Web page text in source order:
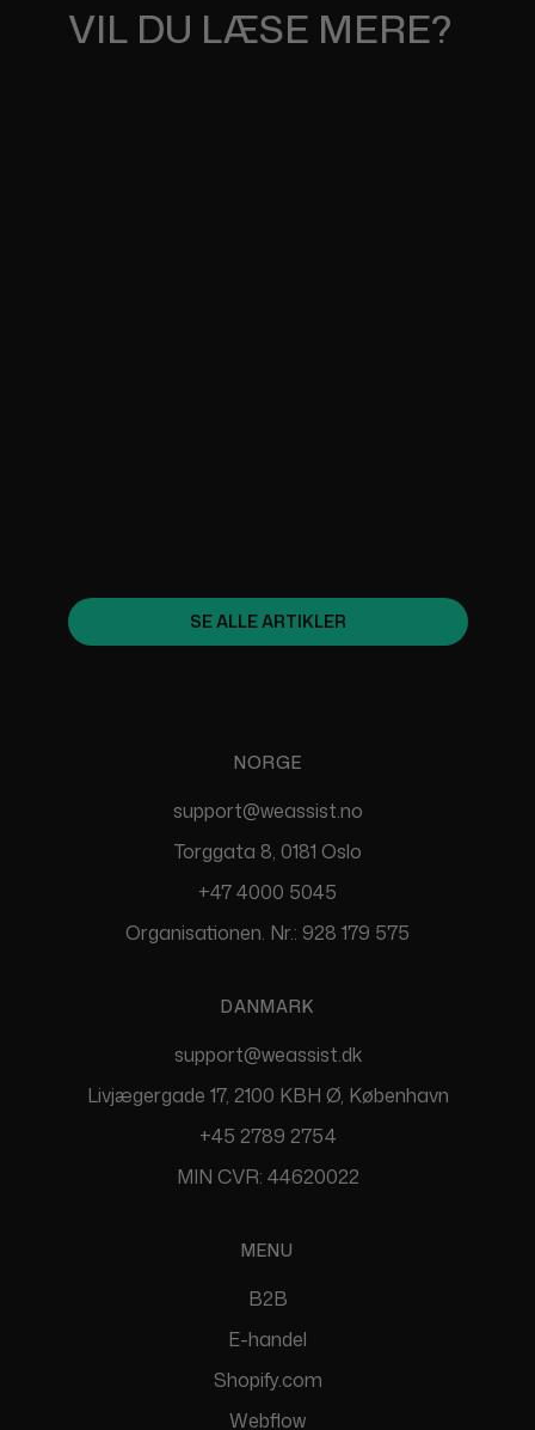
VIL DU LÆSE MERE?
SE ALLE ARTIKLER
NORGE
support@weassist.no
Torggata 8, 0181 Oslo
+47 4000 5045
Organisationen. Nr.: 928 179 575
DANMARK
support@weassist.dk
Livjægergade 17, 2100 KBH Ø, København
+45 2789 2754
MIN CVR: 44620022
MENU
B2B
E-handel
Shopify.com
Webflow